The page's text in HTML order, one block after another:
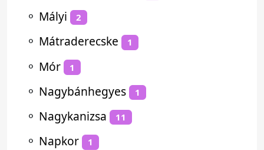
⚬ Mályi 2
⚬ Mátraderecske 1
⚬ Mór 1
⚬ Nagybánhegyes 1
⚬ Nagykanizsa 11
⚬ Napkor 1